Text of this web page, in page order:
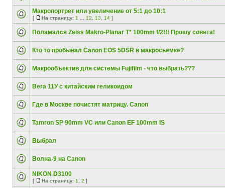
Макропортрет или увеличение от 5:1 до 10:1
[ На страницу: 1 12 13 14 ]
Поламался Zeiss Makro-Planar T* 100mm f/2!!! Прошу совета!
Кто то пробывал Canon EOS 5DSR в макросьемке?
Макрообъектив для системы Fujifilm - что выбрать???
Вега 11У с китайским геликоидом
Где в Москве почистят матрицу. Canon
Tamron SP 90mm VC или Canon EF 100mm IS
Выбрал
Волна-9 на Canon
NIKON D3100
[ На страницу: 1 2 ]